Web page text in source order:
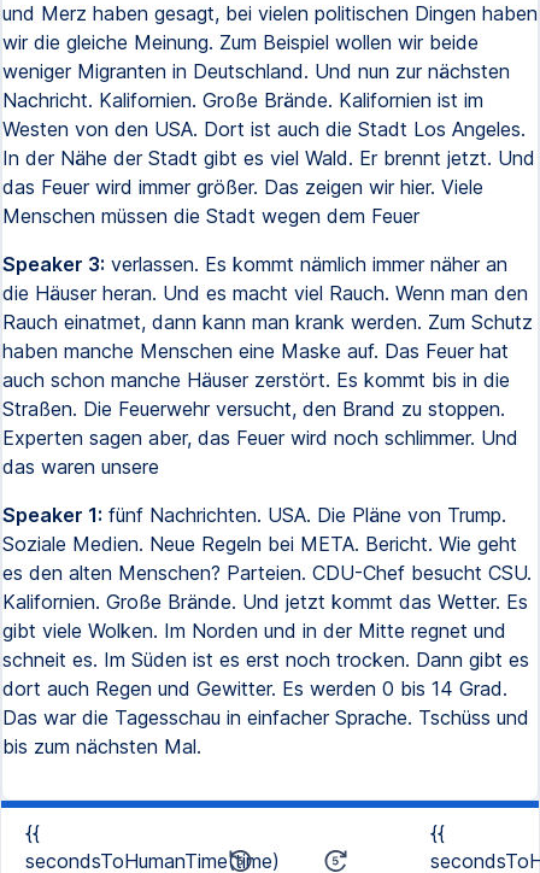
und Merz haben gesagt, bei vielen politischen Dingen haben
wir die gleiche Meinung. Zum Beispiel wollen wir beide
weniger Migranten in Deutschland. Und nun zur nächsten
Nachricht. Kalifornien. Große Brände. Kalifornien ist im
Westen von den USA. Dort ist auch die Stadt Los Angeles.
In der Nähe der Stadt gibt es viel Wald. Er brennt jetzt. Und
das Feuer wird immer größer. Das zeigen wir hier. Viele
Menschen müssen die Stadt wegen dem Feuer
Speaker 3: verlassen. Es kommt nämlich immer näher an
die Häuser heran. Und es macht viel Rauch. Wenn man den
Rauch einatmet, dann kann man krank werden. Zum Schutz
haben manche Menschen eine Maske auf. Das Feuer hat
auch schon manche Häuser zerstört. Es kommt bis in die
Straßen. Die Feuerwehr versucht, den Brand zu stoppen.
Experten sagen aber, das Feuer wird noch schlimmer. Und
das waren unsere
Speaker 1: fünf Nachrichten. USA. Die Pläne von Trump.
Soziale Medien. Neue Regeln bei META. Bericht. Wie geht
es den alten Menschen? Parteien. CDU-Chef besucht CSU.
Kalifornien. Große Brände. Und jetzt kommt das Wetter. Es
gibt viele Wolken. Im Norden und in der Mitte regnet und
schneit es. Im Süden ist es erst noch trocken. Dann gibt es
dort auch Regen und Gewitter. Es werden 0 bis 14 Grad.
Das war die Tagesschau in einfacher Sprache. Tschüss und
bis zum nächsten Mal.
{{
secondsToHumanTime(time)
{{